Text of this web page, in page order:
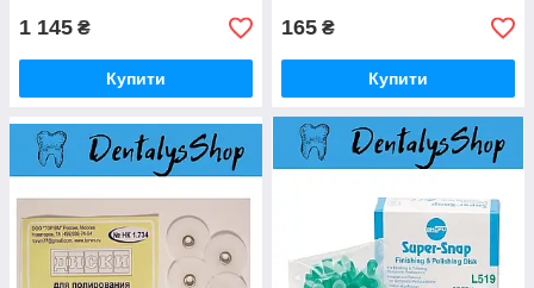
1 145 ₴
Купити
165 ₴
Купити